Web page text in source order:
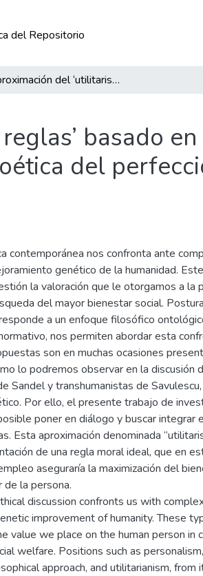
del Repositorio
Aproximación del ‘utilitarismo de reglas’ basado en el personalismo como alternativa a la discusión bioética del perfeccionamiento genético de la especie humana
basado
del
contemporánea nos confronta ante
genético de la humanidad.
la valoración que le otorgamos a la
del mayor bienestar social.
a un enfoque filosófico
nos permiten abordar esta
son en muchas ocasiones
lo podremos observar en la discusión
Sandel y transhumanistas de
Por ello, el presente trabajo de
poner en diálogo y buscar integrar
Esta aproximación denominada
de una regla moral ideal, que en
aseguraría la maximización del
la persona.
discussion confronts us with
improvement of humanity. These
value we place on the human person in
welfare. Positions such as
approach, and utilitarianism, from